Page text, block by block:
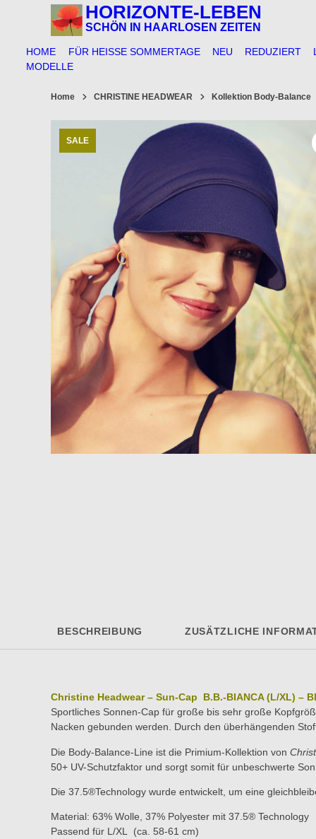
HORIZONTE-LEBEN
SCHÖN IN HAARLOSEN ZEITEN
HOME FÜR HEISSE SOMMERTAGE NEU REDUZIERT
MODELLE
Home CHRISTINE HEADWEAR Kollektion Body-Balance
SALE
BESCHREIBUNG ZUSÄTZLICHE
Christine Headwear – Sun-Cap B.B.-BIANCA (L/XL) –
Sportliches Sonnen-Cap für große bis sehr große
Nacken gebunden werden. Durch den überhängenden
Die Body-Balance-Line ist die Primium-Kollektion von
50+ UV-Schutzfaktor und sorgt somit für unbeschwerte
Die 37.5®Technology wurde entwickelt, um eine
Material: 63% Wolle, 37% Polyester mit 37.5® Technology
Passend für L/XL (ca. 58-61 cm)